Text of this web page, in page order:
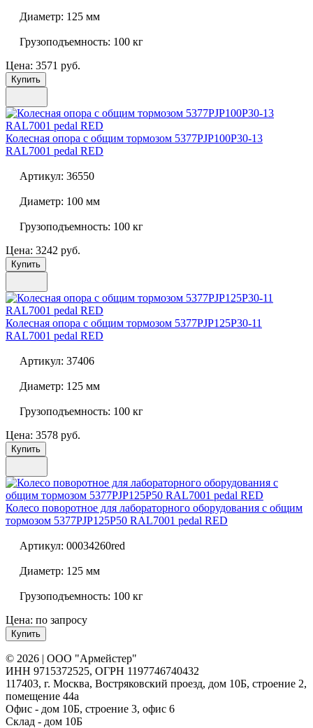
Диаметр: 125 мм
Грузоподъемность: 100 кг
Цена: 3571 руб.
Купить
Колесная опора с общим тормозом 5377PJP100P30-13
RAL7001 pedal RED
Артикул: 36550
Диаметр: 100 мм
Грузоподъемность: 100 кг
Цена: 3242 руб.
Купить
Колесная опора с общим тормозом 5377PJP125P30-11
RAL7001 pedal RED
Артикул: 37406
Диаметр: 125 мм
Грузоподъемность: 100 кг
Цена: 3578 руб.
Купить
Колесо поворотное для лабораторного оборудования с общим
тормозом 5377PJP125P50 RAL7001 pedal RED
Артикул: 00034260red
Диаметр: 125 мм
Грузоподъемность: 100 кг
Цена: по запросу
Купить
© 2026 | ООО "Армейстер"
ИНН 9715372525, ОГРН 1197746740432
117403, г. Москва, Востряковский проезд, дом 10Б, строение 2,
помещение 44а
Офис - дом 10Б, строение 3, офис 6
Склад - дом 10Б